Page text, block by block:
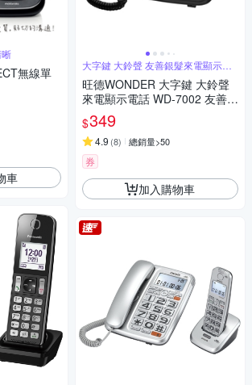
無線單
車
大字鍵 大鈴聲 友善銀髮來電顯示電
話
旺德WONDER 大字鍵 大鈴聲
來電顯示電話 WD-7002 友善銀
髮
$349
4.9 (8) 總銷量>50
券
加入購物車